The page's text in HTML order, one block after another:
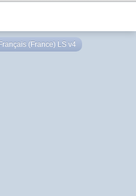
Français (France) LS v4